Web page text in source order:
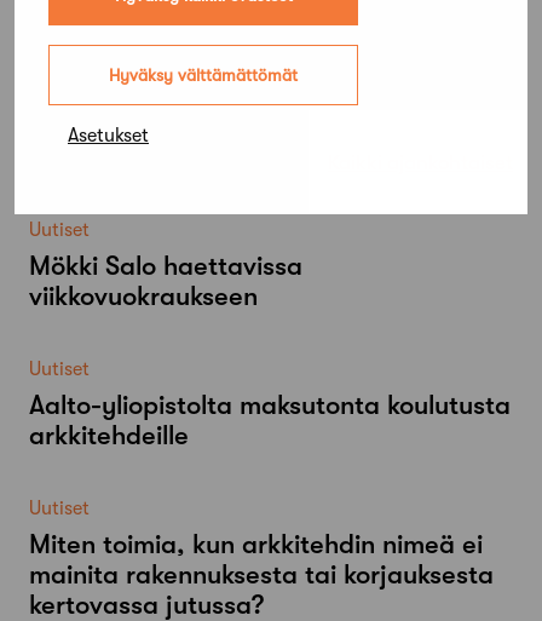
Hyväksy välttämättömät
Asetukset
Uutiset
Mökki Salo haettavissa
viikkovuokraukseen
Uutiset
Aalto-​yliopistolta maksutonta koulutusta
arkkitehdeille
Uutiset
Miten toimia, kun arkkitehdin nimeä ei
mainita rakennuksesta tai korjauksesta
kertovassa jutussa?